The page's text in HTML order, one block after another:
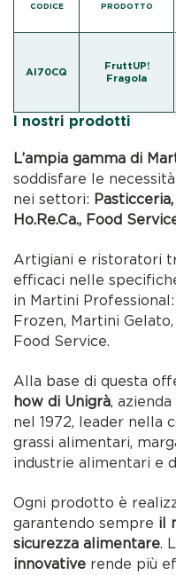
CODICE PRODOTTO
AI70CQ
FruttUP!
Fragola
I nostri prodotti
L’ampia gamma di
soddisfare le
nei settori:
Ho.Re.Ca., Food
Artigiani e ristoratori
efficaci nelle
in Martini
Frozen, Martini
Food Service.
Alla base di questa
how di Unigrà,
nel 1972, leader nella
grassi alimentari,
industrie alimentari e
Ogni prodotto è
garantendo sempre il
sicurezza alimentare.
innovative rende più